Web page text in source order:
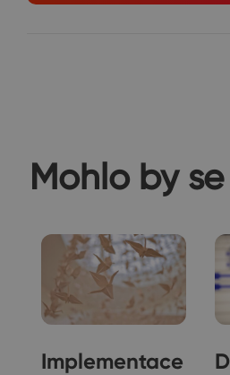
Mohlo by
Implementace